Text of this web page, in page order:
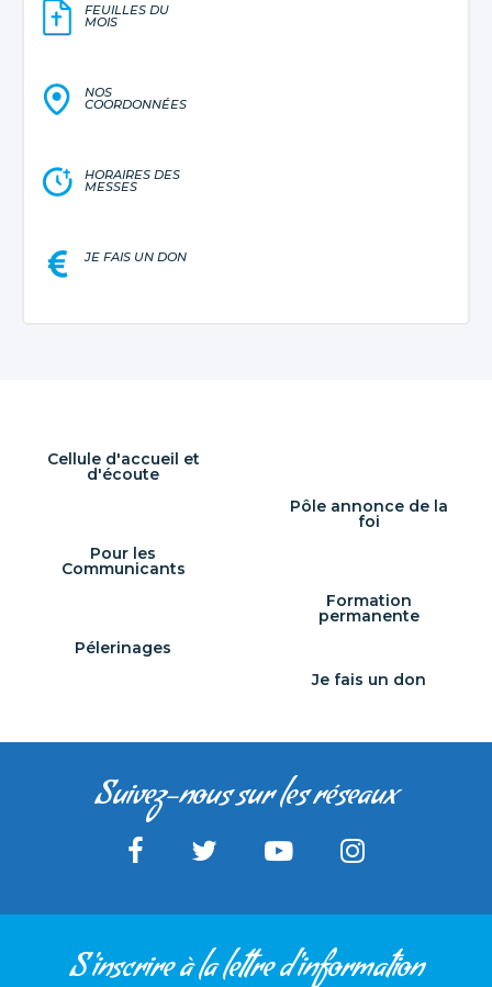
FEUILLES DU
MOIS
NOS
COORDONNÉES
HORAIRES DES
MESSES
JE FAIS UN DON
Cellule d'accueil et
d'écoute
Pôle annonce de la
foi
Pour les
Communicants
Formation
permanente
Pélerinages
Je fais un don
Suivez-nous sur les réseaux
S'inscrire à la lettre d'information